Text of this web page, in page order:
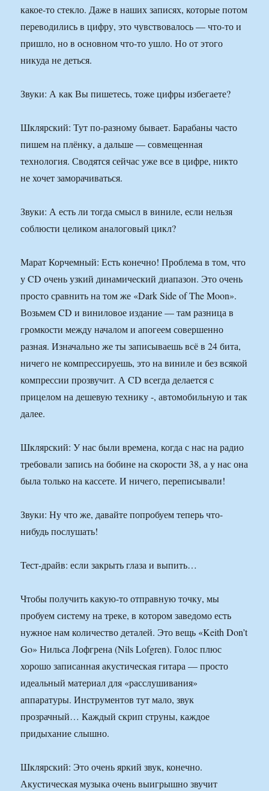
какое-то стекло. Даже в наших записях, которые потом
переводились в цифру, это чувствовалось — что-то и
пришло, но в основном что-то ушло. Но от этого
никуда не деться.
Звуки: А как Вы пишетесь, тоже цифры избегаете?
Шклярский: Тут по-разному бывает. Барабаны часто
пишем на плёнку, а дальше — совмещенная
технология. Сводятся сейчас уже все в цифре, никто
не хочет заморачиваться.
Звуки: А есть ли тогда смысл в виниле, если нельзя
соблюсти целиком аналоговый цикл?
Марат Корчемный: Есть конечно! Проблема в том, что
у CD очень узкий динамический диапазон. Это очень
просто сравнить на том же «Dark Side of The Moon».
Возьмем CD и виниловое издание — там разница в
громкости между началом и апогеем совершенно
разная. Изначально же ты записываешь всё в 24 бита,
ничего не компрессируешь, это на виниле и без всякой
компрессии прозвучит. А CD всегда делается с
прицелом на дешевую технику -, автомобильную и так
далее.
Шклярский: У нас были времена, когда с нас на радио
требовали запись на бобине на скорости 38, а у нас она
была только на кассете. И ничего, переписывали!
Звуки: Ну что же, давайте попробуем теперь что-
нибудь послушать!
Тест-драйв: если закрыть глаза и выпить…
Чтобы получить какую-то отправную точку, мы
пробуем систему на треке, в котором заведомо есть
нужное нам количество деталей. Это вещь «Keith Don’t
Go» Нильса Лофгрена (Nils Lofgren). Голос плюс
хорошо записанная акустическая гитара — просто
идеальный материал для «расслушивания»
аппаратуры. Инструментов тут мало, звук
прозрачный… Каждый скрип струны, каждое
придыхание слышно.
Шклярский: Это очень яркий звук, конечно.
Акустическая музыка очень выигрышно звучит